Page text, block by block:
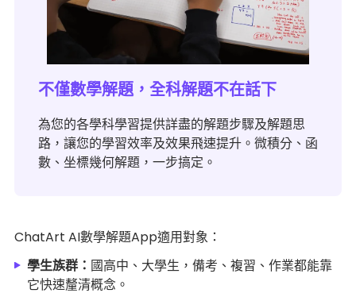
不僅數學解題，全科解題不在話下
為您的各學科學習提供詳盡的解題步驟及解題思
路，讓您的學習效率及效果飛速提升。微積分、函
數、坐標幾何解題，一步搞定。
ChatArt AI數學解題App適用對象：
學生族群： 國高中、大學生，備考、複習、作業都能靠
它快速釐清概念。